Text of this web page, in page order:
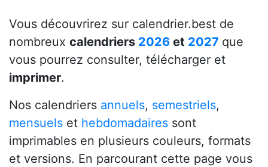
Vous découvrirez sur calendrier.best de
nombreux calendriers 2026 et 2027 que
vous pourrez consulter, télécharger et
imprimer.
Nos calendriers annuels, semestriels,
mensuels et hebdomadaires sont
imprimables en plusieurs couleurs, formats
et versions. En parcourant cette page vous